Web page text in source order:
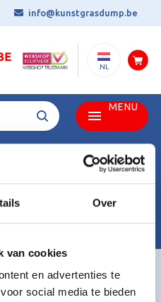
Over
van cookies
en advertenties te
social media te bieden
info@kunstgrasdump.be
.NL
MENU
op alle kunstgrassen<<<
geen bestellingen geleverd.
(Actie: 23 juli t/m 10
Breed